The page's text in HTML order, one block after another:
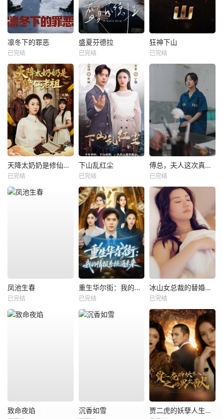
凛冬下的罪恶
已完结
盛夏芬德拉
已完结
狂神下山
已完结
天降太奶奶是修仙老祖
已完结
下山乱红尘
已完结
傅总，夫人这次真的死了
已完结
凤池生春
已完结
重生华尔街：我的情报系统通未来
已完结
冰山女总裁的替婚兵王
已完结
致命夜焰 沉香如雪 贾二虎的妖孽人生之皓男出狱